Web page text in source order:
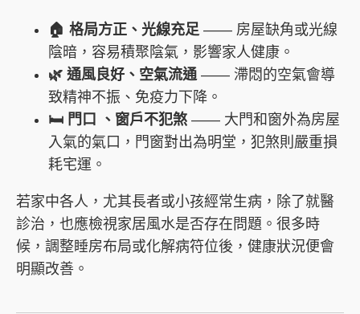
🏠 格局方正、光線充足—— 房屋缺角或光線
陰暗，容易積聚陰氣，影響家人健康。
🌿 通風良好、空氣流通—— 滯悶的空氣會導
致精神不振、免疫力下降。
🛏️ 門口 、窗戶不犯煞 —— 大門和窗外為房屋
入氣的氣口，門窗對出為明堂，犯煞則嚴重損
耗宅運。
若家中各人，尤其長者或小孩經常生病，除了就醫
診治，也應檢視家居風水是否存在問題。很多時
候，調整睡房布局或化解病符位後，健康狀況便會
明顯改善。